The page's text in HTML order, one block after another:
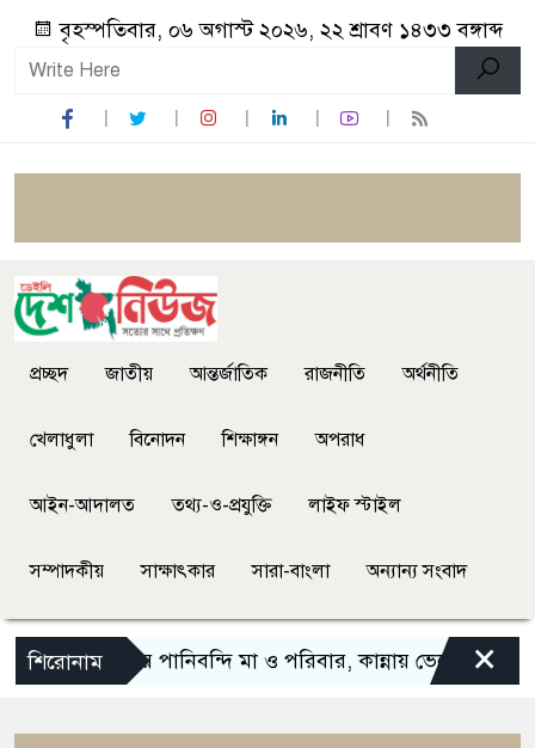
বৃহস্পতিবার, ০৬ অগাস্ট ২০২৬, ২২ শ্রাবণ ১৪৩৩ বঙ্গাব্দ
প্রচ্ছদ জাতীয় আন্তর্জাতিক রাজনীতি অর্থনীতি
খেলাধুলা বিনোদন শিক্ষাঙ্গন অপরাধ
আইন-আদালত তথ্য-ও-প্রযুক্তি লাইফ স্টাইল
সম্পাদকীয় সাক্ষাৎকার সারা-বাংলা অন্যান্য সংবাদ
শিরোনাম
বন্যায় পানিবন্দি মা ও পরিবার, কান্নায় ভেঙে পড়লেন×